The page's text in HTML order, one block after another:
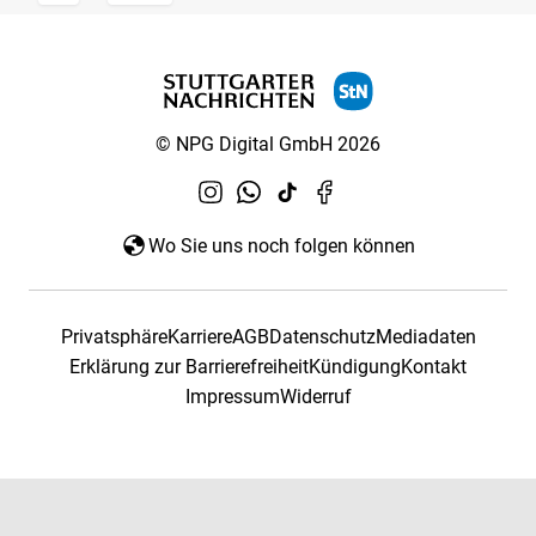
© NPG Digital GmbH 2026
Wo Sie uns noch folgen können
PrivatsphäreKarriereAGBDatenschutzMediadaten
Erklärung zur BarrierefreiheitKündigungKontakt
ImpressumWiderruf